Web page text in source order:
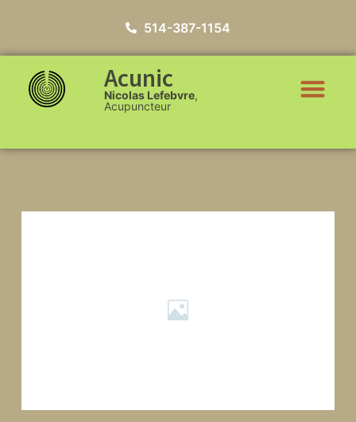
514-387-1154
Acunic
Nicolas Lefebvre,
Acupuncteur